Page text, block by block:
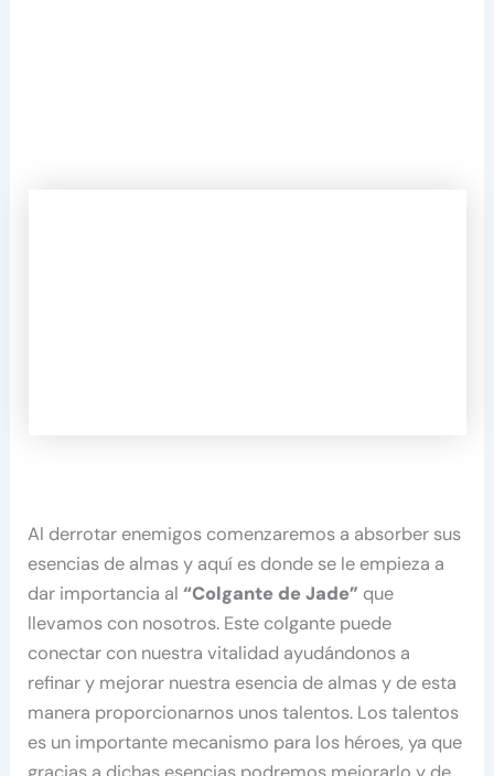
Al derrotar enemigos comenzaremos a absorber sus
esencias de almas y aquí es donde se le empieza a
dar importancia al“Colgante de Jade” que
llevamos con nosotros. Este colgante puede
conectar con nuestra vitalidad ayudándonos a
refinar y mejorar nuestra esencia de almas y de esta
manera proporcionarnos unos talentos. Los talentos
es un importante mecanismo para los héroes, ya que